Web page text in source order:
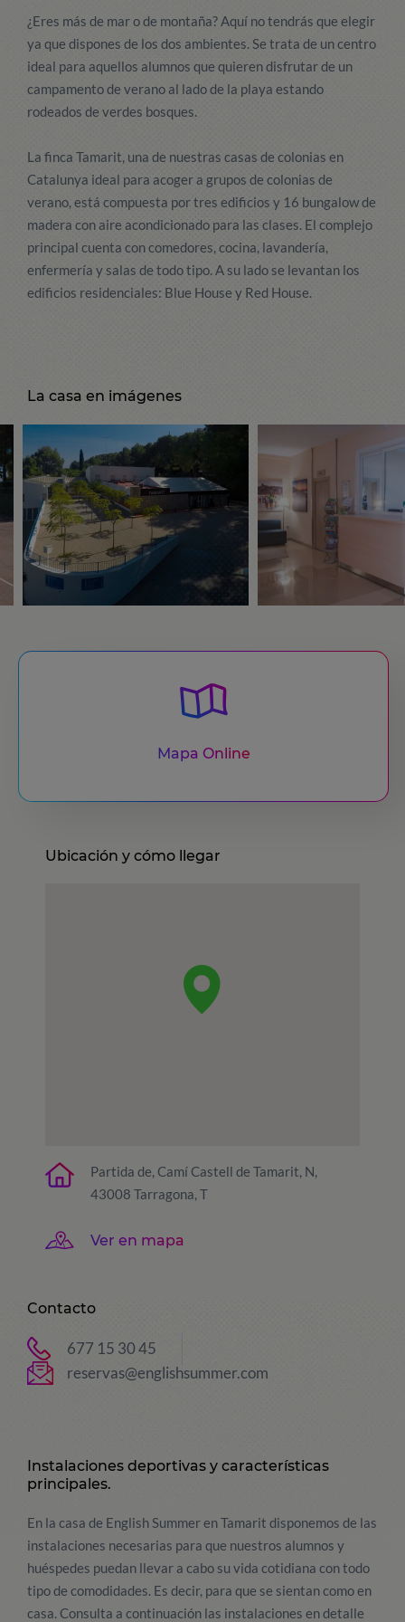
¿Eres más de mar o de montaña? Aquí no tendrás que elegir
ya que dispones de los dos ambientes. Se trata de un centro
ideal para aquellos alumnos que quieren disfrutar de un
campamento de verano al lado de la playa estando
rodeados de verdes bosques.
La finca Tamarit, una de nuestras casas de colonias en
Catalunya ideal para acoger a grupos de colonias de
verano, está compuesta por tres edificios y 16 bungalow de
madera con aire acondicionado para las clases. El complejo
principal cuenta con comedores, cocina, lavandería,
enfermería y salas de todo tipo. A su lado se levantan los
edificios residenciales: Blue House y Red House.
La casa en imágenes
Mapa Online
Ubicación y cómo llegar
Partida de, Camí Castell de Tamarit, N,
43008 Tarragona, T
Ver en mapa
Contacto
677 15 30 45
reservas@englishsummer.com
Instalaciones deportivas y características
principales.
En la casa de English Summer en Tamarit disponemos de las
instalaciones necesarias para que nuestros alumnos y
huéspedes puedan llevar a cabo su vida cotidiana con todo
tipo de comodidades. Es decir, para que se sientan como en
casa. Consulta a continuación las instalaciones en detalle